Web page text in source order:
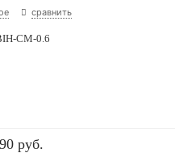
сравнить
CM-0.6
руб.